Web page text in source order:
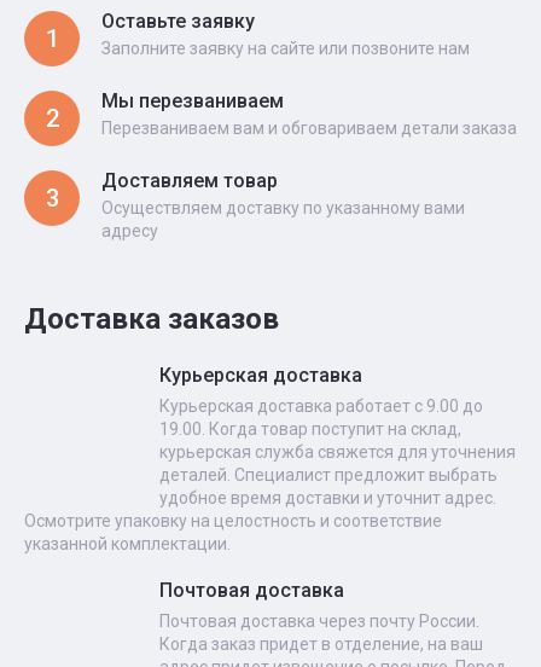
1
Оставьте заявку
Заполните заявку на сайте или позвоните нам
2
Мы перезваниваем
Перезваниваем вам и обговариваем детали заказа
3
Доставляем товар
Осуществляем доставку по указанному вами
адресу
Доставка заказов
Курьерская доставка
Курьерская доставка работает с 9.00 до
19.00. Когда товар поступит на склад,
курьерская служба свяжется для уточнения
деталей. Специалист предложит выбрать
удобное время доставки и уточнит адрес.
Осмотрите упаковку на целостность и соответствие
указанной комплектации.
Почтовая доставка
Почтовая доставка через почту России.
Когда заказ придет в отделение, на ваш